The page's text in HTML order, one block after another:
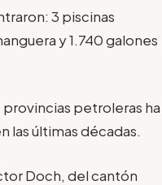
3 piscinas
y 1.740 galones
petroleras ha
las últimas décadas.
Doch, del cantón